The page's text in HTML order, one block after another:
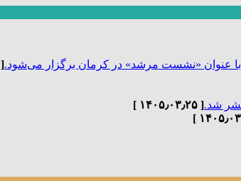
عنوان «نشست مرشد» در کرمان برگزار می‌شود.[ ۱۴۰۵٫۰۳٫۳۱ ]
شد.[ ۱۴۰۵٫۰۳٫۲۵ ]